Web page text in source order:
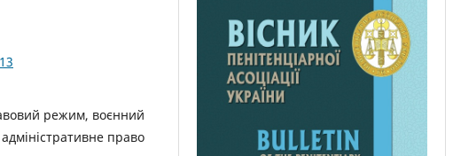
режим, воєнний
право